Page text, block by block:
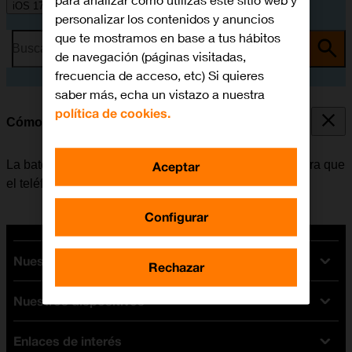
iOS 17
Busca por problema o tema
Cómo cargar la batería
La batería del móvil se debe cargar con regularidad para que
el teléfono siempre esté listo para ser utilizado.
Nuestras tarifas
Tarifas Orange
Tarifas fibra y móvil
Nuestros dispositivos
Ofertas en móviles
Enlaces de interés
personalizar los contenidos y anuncios
que te mostramos en base a tus hábitos
de navegación (páginas visitadas,
frecuencia de acceso, etc) Si quieres
saber más, echa un vistazo a nuestra
política de cookies.
Configurar
Rechazar
Aceptar